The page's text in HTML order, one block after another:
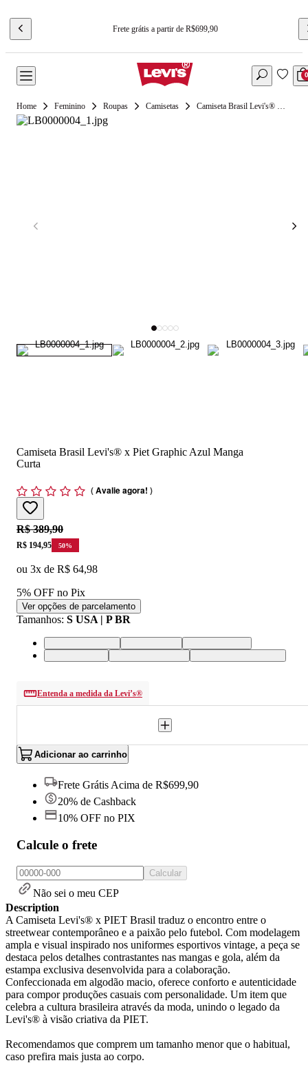
Frete grátis a partir de R$699,90
0
Feminino Roupas Camisetas Camiseta Brasil Levi's® x Piet Graphic Azul Manga Curta
Camiseta Brasil Levi's® x Piet Graphic Azul Manga
Curta
(Avalie agora! )
Original price:
R$ 389,90
Price:
R$ 194,95 50%
ou 3x de R$ 64,98
5% OFF no Pix
Ver opções de parcelamento
Tamanhos: S USA | P BR
Entenda a medida da Levi’s®
Adicionar ao carrinho
Frete Grátis Acima de R$699,90
20% de Cashback
10% OFF no PIX
Calcule o frete
Calcular
Não sei o meu CEP
Description
A Camiseta Levi's® x PIET Brasil traduz o encontro entre o
streetwear contemporâneo e a paixão pelo futebol. Com modelagem
ampla e visual inspirado nos uniformes esportivos vintage, a peça se
destaca pelos detalhes contrastantes nas mangas e gola, além da
estampa exclusiva desenvolvida para a colaboração.
Confeccionada em algodão macio, oferece conforto e autenticidade
para compor produções casuais com personalidade. Um item que
celebra a cultura brasileira através da moda, unindo o legado da
Levi's® à visão criativa da PIET.
Recomendamos que comprem um tamanho menor que o habitual,
caso prefira mais justa ao corpo.